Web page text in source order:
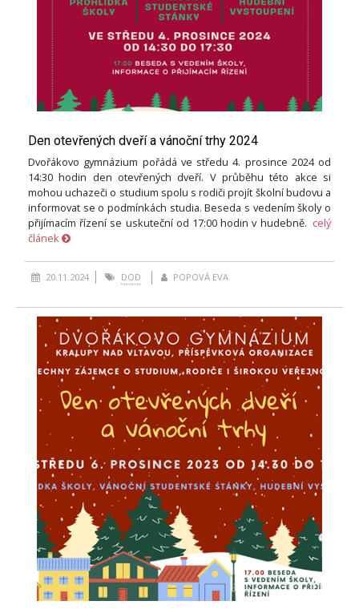
Den otevřených dveří a vánoční trhy 2024
Dvořákovo gymnázium pořádá ve středu 4. prosince 2024 od
14:30 hodin den otevřených dveří. V průběhu této akce si
mohou uchazeči o studium spolu s rodiči projít školní budovu a
informovat se o podmínkách studia. Beseda s vedením školy o
přijímacím řízení se uskuteční od 17:00 hodin v hudebně. celý
článek
20.11.2024 DOD POPOVÁ EVA